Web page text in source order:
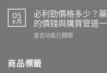
用
PEDT
表
教
騙
頻
傳！
藥
身
陽
藥
推
薦
師
05
8 月
必利勁價格多少？
的價錢與購買管道
在
勁
價
留言功能已關閉
商品標籤